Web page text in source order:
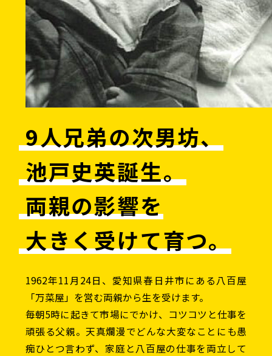
9人兄弟の次男坊、
池戸史英誕生。
両親の影響を
大きく受けて育つ。
1962年11月24日、愛知県春日井市にある八百屋
「万菜屋」を営む両親から生を受けます。
毎朝5時に起きて市場にでかけ、コツコツと仕事を
頑張る父親。天真爛漫でどんな大変なことにも愚
痴ひとつ言わず、家庭と八百屋の仕事を両立して